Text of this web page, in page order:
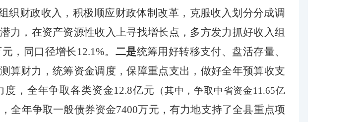
织财政收入， 积极顺应财政体制改革，克服收入划分分成调
力， 在资产资源性收入上寻找增长点， 多方发力抓好收入组
，同口径增长12.1%。 二是统筹用好转移支付、 盘活存量、
算财力，统筹资金调度，保障重点支出， 做好全年预算收支
度，全年争取各类资金12.8亿元 （其中，争取中省资金11.65亿
全年争取一般债券资金7400万元，有力地支持了全县重点项